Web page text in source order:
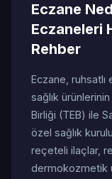
Eczane
Eczaneleri
Rehber
Eczane, ruhsatlı
sağlık
Birliği (TEB) ile
özel sağlık
reçeteli ilaçlar,
dermokozmetik